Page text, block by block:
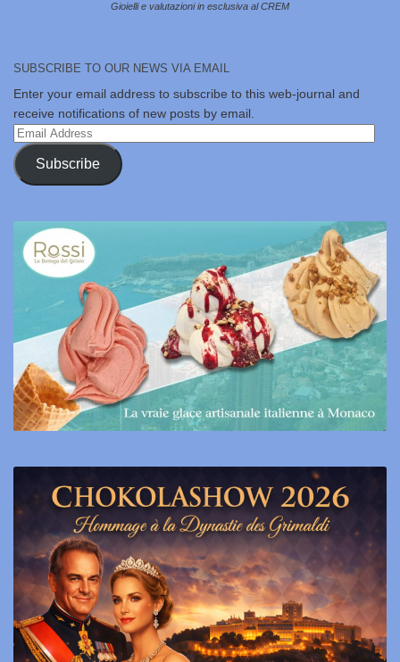
Gioielli e valutazioni in esclusiva al CREM
SUBSCRIBE TO OUR NEWS VIA EMAIL
Enter your email address to subscribe to this web-journal and
receive notifications of new posts by email.
Email
Address
Subscribe